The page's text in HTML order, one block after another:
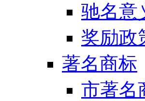
驰名意
奖励政
著名商标
市著名